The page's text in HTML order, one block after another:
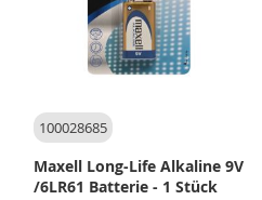
100028685
Maxell Long-Life Alkaline 9V
/6LR61 Batterie - 1 Stück